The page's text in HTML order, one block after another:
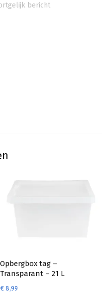
bericht
Opbergbox tag –
Transparant – 21 L
€8,99